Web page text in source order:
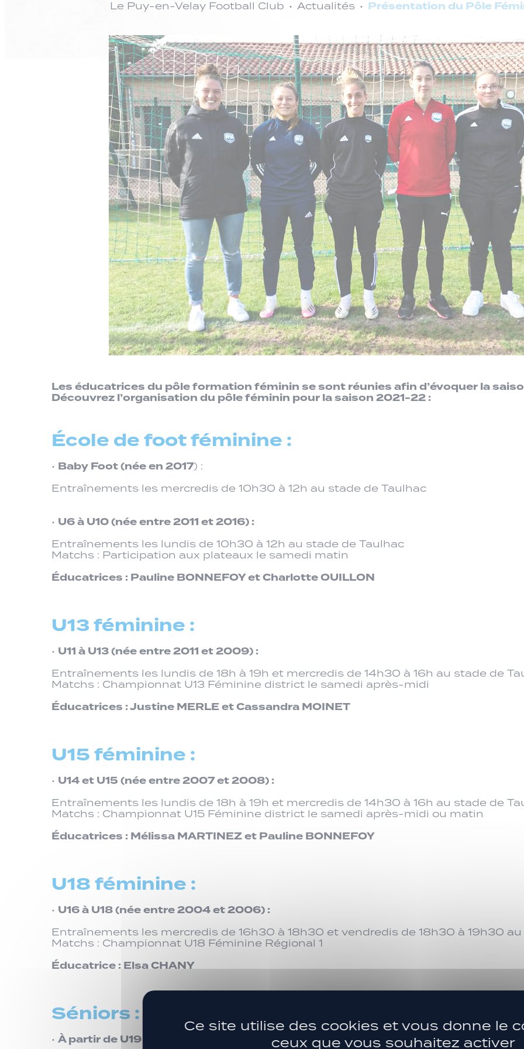
Le Puy-en-Velay Football Club Actualités Présentation du Pôle
Les éducatrices du pôle formation féminin se sont réunies afin d’évoquer la
Découvrez l’organisation du pôle féminin pour la saison 2021-22 :
École de foot féminine :
• Baby Foot (née en 2017) :
Entraînements les mercredis de 10h30 à 12h au stade de Taulhac
• U6 à U10 (née entre 2011 et 2016) :
Entraînements les lundis de 10h30 à 12h au stade de Taulhac
Matchs : Participation aux plateaux le samedi matin
Éducatrices : Pauline BONNEFOY et Charlotte OUILLON
U13 féminine :
• U11 à U13 (née entre 2011 et 2009) :
Entraînements les lundis de 18h à 19h et mercredis de 14h30 à 16h au stade de
Matchs : Championnat U13 Féminine district le samedi après-midi
Éducatrices : Justine MERLE et Cassandra MOINET
U15 féminine :
• U14 et U15 (née entre 2007 et 2008) :
Entraînements les lundis de 18h à 19h et mercredis de 14h30 à 16h au stade de
Matchs : Championnat U15 Féminine district le samedi après-midi ou matin
Éducatrices : Mélissa MARTINEZ et Pauline BONNEFOY
U18 féminine :
• U16 à U18 (née entre 2004 et 2006) :
Entraînements les mercredis de 16h30 à 18h30 et vendredis de 18h30 à 19h30
Matchs : Championnat U18 Féminine Régional 1
Éducatrice : Elsa CHANY
Séniors :
• À partir de U19 (2003) :
Ce site utilise des cookies et vous donne le
ceux que vous souhaitez activer